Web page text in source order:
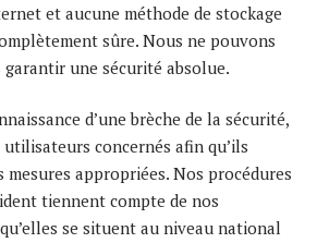
et aucune méthode de stockage
sûre. Nous ne pouvons
garantir une sécurité absolue.
d’une brèche de la sécurité,
concernés afin qu’ils
appropriées. Nos procédures
tiennent compte de nos
se situent au niveau national